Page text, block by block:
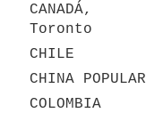
CANADÁ,
Toronto
CHILE
CHINA POPULAR
COLOMBIA